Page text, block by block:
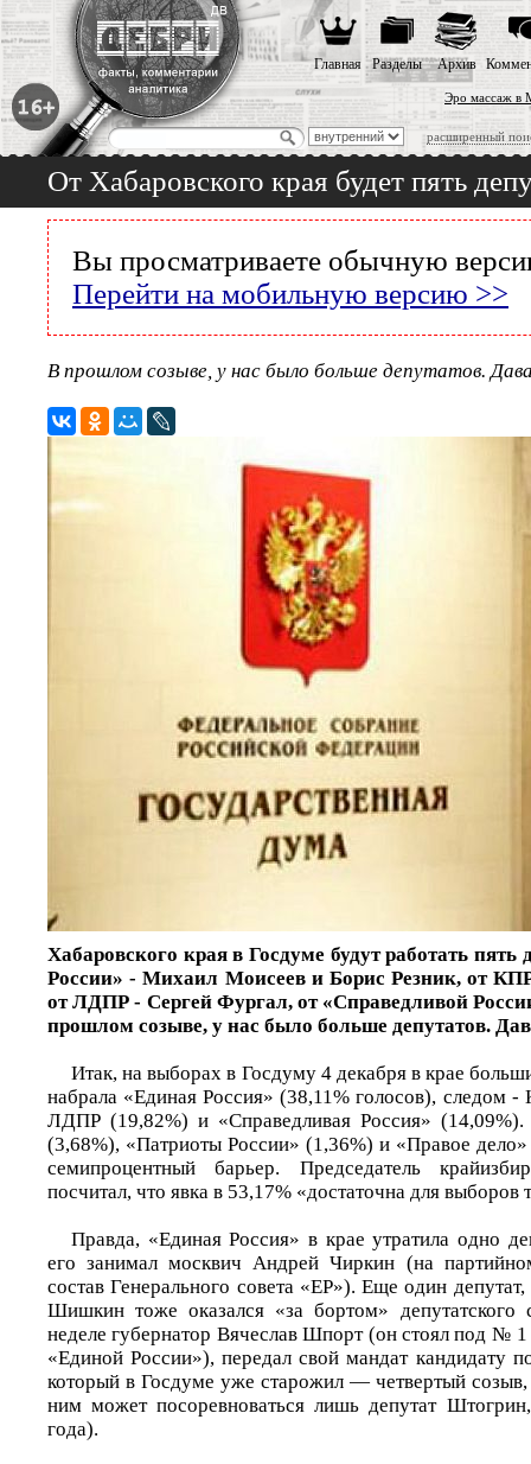
Эро массаж в
расширенный
Главная Разделы Архив
От Хабаровского края будет пять
Вы просматриваете обычную
Перейти на мобильную версию >>
В прошлом созыве, у нас было больше депутатов.
Хабаровского края в Госдуме будут работать пять
России» - Михаил Моисеев и Борис Резник, от
от ЛДПР - Сергей Фургал, от «Справедливой
прошлом созыве, у нас было больше депутатов.
Итак, на выборах в Госдуму 4 декабря в крае
набрала «Единая Россия» (38,11% голосов), следом
ЛДПР (19,82%) и «Справедливая Россия»
(3,68%), «Патриоты России» (1,36%) и «Правое
семипроцентный барьер. Председатель
посчитал, что явка в 53,17% «достаточна для выборов
Правда, «Единая Россия» в крае утратила одно
его занимал москвич Андрей Чиркин (на
состав Генерального совета «ЕР»). Еще один
Шишкин тоже оказался «за бортом»
неделе губернатор Вячеслав Шпорт (он стоял под № 1
«Единой России»), передал свой мандат кандидату
который в Госдуме уже старожил — четвертый
ним может посоревноваться лишь депутат
года).